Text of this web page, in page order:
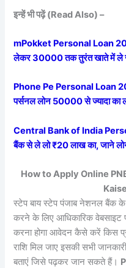
इन्हें भी पढ़ें (Read Also) –
mPokket Personal Loan
लेकर 30000 तक तुरंत खाते में ले
Phone Pe Personal Loan
पर्सनल लोन 50000 से ज्यादा का
Central Bank of India
बैंक से ले लो ₹20 लाख का, जाने लोन
How to Apply Online
स्टेप बाय स्टेप पंजाब नेशनल बैंक के
करने के लिए आधिकारिक
करना होगा आवेदन कैसे करें किस
राशि मिल जाए इसकी सभी
बताएं जिसे पढ़कर जान सकते हैं।